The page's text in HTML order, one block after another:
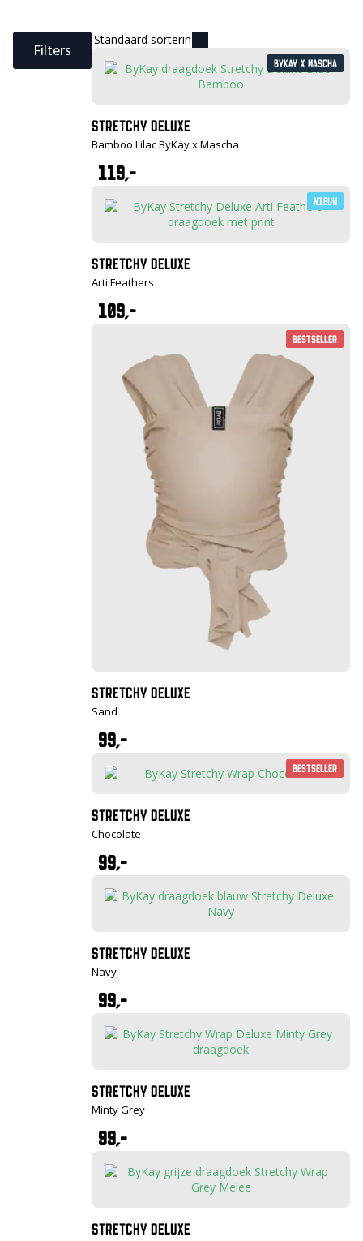
Filters
ByKay X Mascha
STRETCHY DELUXE
Bamboo Lilac ByKay x Mascha
119,-
Nieuw
STRETCHY DELUXE
Arti Feathers
109,-
Bestseller
STRETCHY DELUXE
Sand
99,-
Bestseller
STRETCHY DELUXE
Chocolate
99,-
STRETCHY DELUXE
Navy
99,-
STRETCHY DELUXE
Minty Grey
99,-
STRETCHY DELUXE